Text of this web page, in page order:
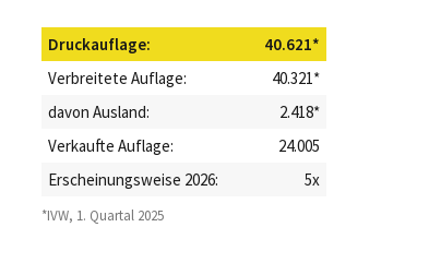
Druckauflage:
40.621*
Verbreitete Auflage:
40.321*
davon Ausland:
2.418*
Verkaufte Auflage:
24.005
Erscheinungsweise 2026:
5x
*IVW, 1. Quartal 2025